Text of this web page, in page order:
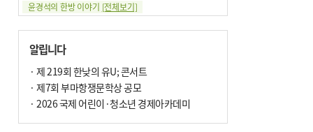
윤경석의 한방 이야기 [전체보기]
땀 멈추려 하지 말고 원인부터 찾아야
손 떨림, 늙음 증거일까 질병 신호일까
윤화정의 한방 이야기
냉기 직접 닿으면 ‘구안와사’ 위험
의료 다이제스트[전체보기]
환자경험평가 지역 1위·전국 2위 外
알립니다
· 제 219회 한낮의 유U; 콘서트
· 제7회 부마항쟁문학상 공모
· 2026 국제 어린이·청소년 경제아카데미